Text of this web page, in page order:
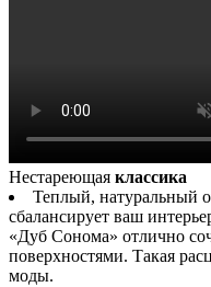
Нестареющая классика
Теплый, натуральный
сбалансирует ваш
«Дуб Сонома» отлично
поверхностями. Такая
моды.